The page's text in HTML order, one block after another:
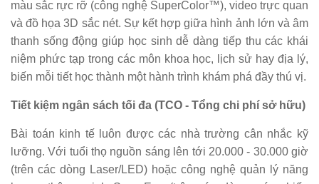
màu sắc rực rỡ (công nghệ SuperColor™), video trực quan
và đồ họa 3D sắc nét. Sự kết hợp giữa hình ảnh lớn và âm
thanh sống động giúp học sinh dễ dàng tiếp thu các khái
niệm phức tạp trong các môn khoa học, lịch sử hay địa lý,
biến mỗi tiết học thành một hành trình khám phá đầy thú vị.
Tiết kiệm ngân sách tối đa (TCO - Tổng chi phí sở hữu)
Bài toán kinh tế luôn được các nhà trường cân nhắc kỹ
lưỡng. Với tuổi thọ nguồn sáng lên tới 20.000 - 30.000 giờ
(trên các dòng Laser/LED) hoặc công nghệ quản lý năng